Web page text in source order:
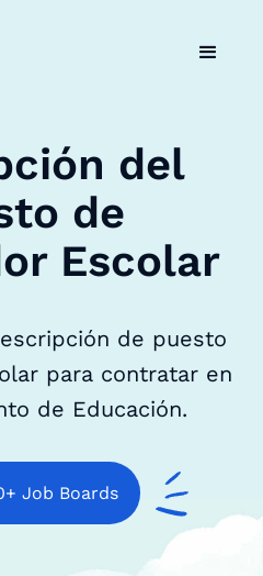
del
de
Escolar
de puesto
para contratar en
de Educación.
Job Boards